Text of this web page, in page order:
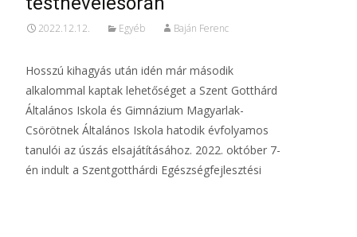
2022.12.12. Egyéb Baján Ferenc
Hosszú kihagyás után idén már második
alkalommal kaptak lehetőséget a Szent Gotthárd
Általános Iskola és Gimnázium Magyarlak-
Csörötnek Általános Iskola hatodik évfolyamos
tanulói az úszás elsajátításához. 2022. október 7-
én indult a Szentgotthárdi Egészségfejlesztési